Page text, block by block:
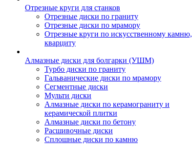
Отрезные круги для станков
Отрезные диски по граниту
Отрезные диски по мрамору
Отрезные круги по искусственному камню,
кварциту
Алмазные диски для болгарки (УШМ)
Турбо диски по граниту
Гальванические диски по мрамору
Сегментные диски
Мульти диски
Алмазные диски по керамограниту и
керамической плитки
Алмазные диски по бетону
Расшивочные диски
Сплошные диски по камню